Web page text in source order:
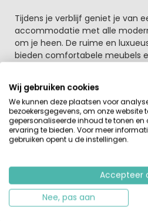
Tijdens je verblijf geniet je van
accommodatie met alle
om je heen. De ruime en
bieden comfortabele meubels
waaronder een elektrisch
koel/vriescombinatie en
beschikt bovendien over een
tuinmeubilair om van te
Het charmante kustplaatsje
de historische binnenstad als
je een gevarieerde selectie van
waar visgerechten natuurlijk
Het levendige centrum biedt
Wij gebruiken cookies
We kunnen deze plaatsen voor
bezoekersgegevens, om onze website
gepersonaliseerde inhoud te tonen
ervaring te bieden. Voor meer
gebruiken opent u de instellingen.
Accepteer
Nee, pas aan